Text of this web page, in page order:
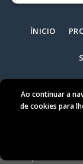
ÍNICIO
Timberaxy -
Ao continuar a
de cookies para